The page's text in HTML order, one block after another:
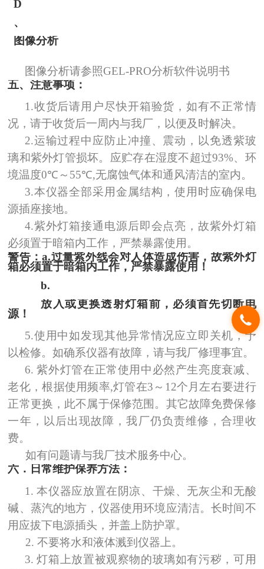
D
、
图像分析
图像分析请参照GEL-PRO分析软件说明书
五、注意事项：
1.收货后请用户尽快开箱验货，如有不正常情
况，请于收货后一周内与我厂，以便及时解决。
2.运输过程中应防止冲撞、震动，以免透紫玻
璃和紫外灯管损坏。应贮存在湿度不超过93%、环
境温度0℃ ～ 55℃,无腐蚀气体和通风清洁的室内。
3.本仪器全部采用金属结构，使用时应确保电
源插座接地。
4.紫外灯箱接通电源后即会点亮，故紫外灯箱
必须置于暗箱内工作，严禁暴露使用。
警告：a.过量紫外线会对人体造成伤害，故紫外灯
箱必须置于暗箱内工作，严禁暴露使用！
b.
放入或更换透射灯箱前，必须首先切断电
源！
5.使用中如发现其他异常情况应立即关机，予
以检修。如确系仪器有故障，请与我厂修理事宜。
6.紫外灯管在正常使用中必然产生亮度衰减、
老化，根据使用频率,灯管在3 ～ 12个月左右要进行
正常更换，此不属于保修范围。其它故障免费保修
一年，以后出现故障，我厂仍负责维修，合理收
费。
如有问题请与我厂技术服务中心。
六．日常维护保养方法：
1.本仪器应放置在阴凉、干燥、无灰尘和无酸
碱、蒸汽的地方，仪器使用环境应清洁。长时间不
用应拔下电源插头，并盖上防护罩。
2.不要将水和液体溅到仪器上。
3.灯箱上放置被观察物的玻璃如有污秽，可用